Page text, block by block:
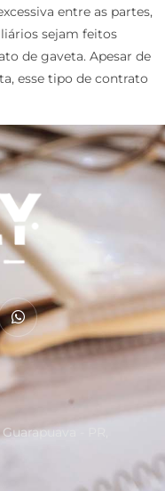
entre as partes,
sejam feitos
de gaveta. Apesar de
esse tipo de contrato
- PR,